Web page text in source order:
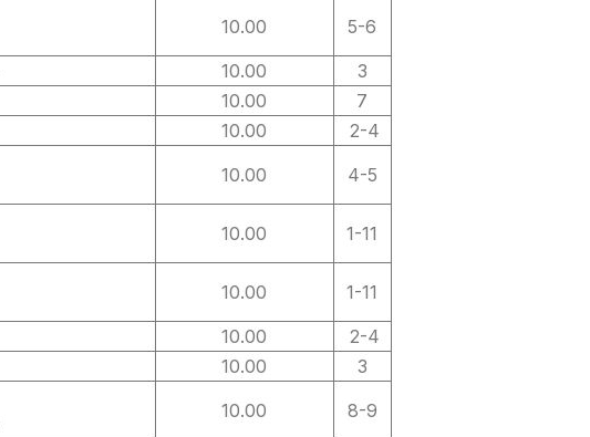
10.00
5-6
10.00
3
10.00
7
10.00
2-4
10.00 4-5
10.00 1-11
10.00
1-11
10.00
2-4
10.00
3
10.00
8-9